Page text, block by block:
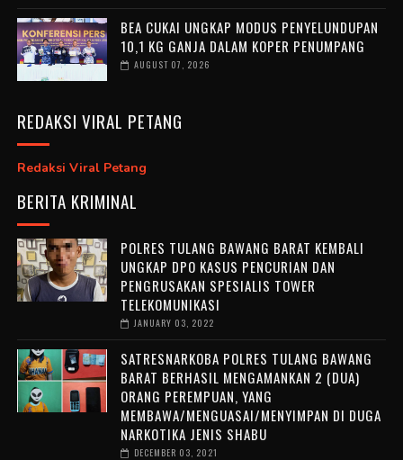
BEA CUKAI UNGKAP MODUS PENYELUNDUPAN
10,1 KG GANJA DALAM KOPER PENUMPANG
AUGUST 07, 2026
REDAKSI VIRAL PETANG
Redaksi Viral Petang
BERITA KRIMINAL
POLRES TULANG BAWANG BARAT KEMBALI
UNGKAP DPO KASUS PENCURIAN DAN
PENGRUSAKAN SPESIALIS TOWER
TELEKOMUNIKASI
JANUARY 03, 2022
SATRESNARKOBA POLRES TULANG BAWANG
BARAT BERHASIL MENGAMANKAN 2 (DUA)
ORANG PEREMPUAN, YANG
MEMBAWA/MENGUASAI/MENYIMPAN DI DUGA
NARKOTIKA JENIS SHABU
DECEMBER 03, 2021